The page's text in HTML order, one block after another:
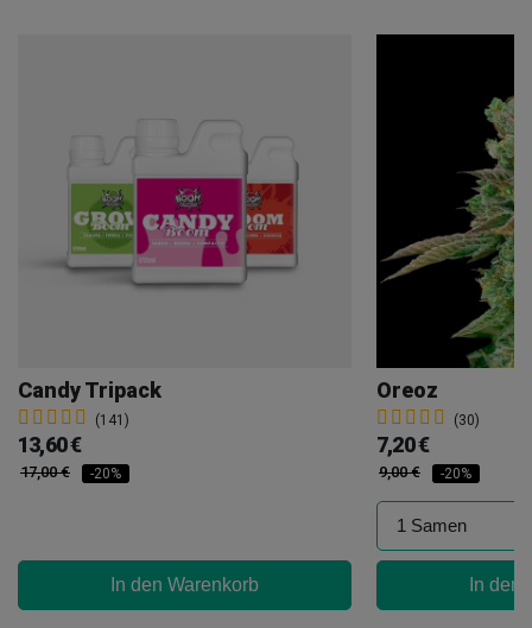
Candy Tripack
(141)
13,60 €
17,00 € -20%
In den Warenkorb
Oreoz
(30)
7,20 €
9,00 € -20%
In den